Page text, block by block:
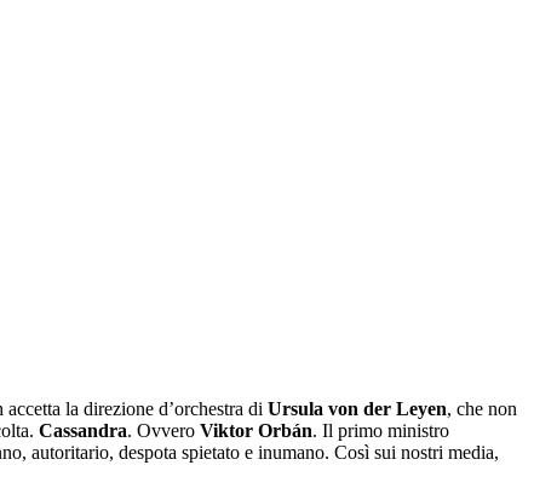
la direzione d’orchestra di Ursula von der Leyen, che non
Cassandra. Ovvero Viktor Orbán. Il primo ministro
autoritario, despota spietato e inumano. Così sui nostri media,